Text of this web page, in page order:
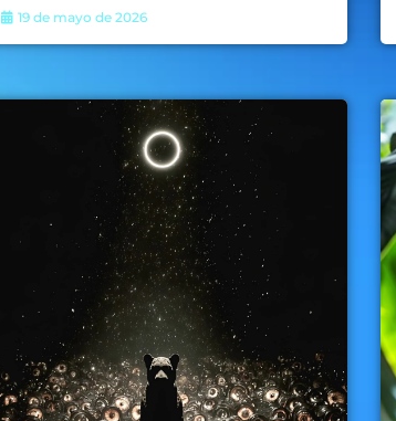
19 de mayo de 2026